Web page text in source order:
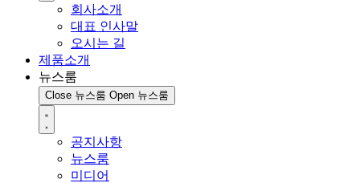
회사소개
대표 인사말
오시는 길
제품소개
뉴스룸
Close 뉴스룸 Open 뉴스룸
공지사항
뉴스룸
미디어